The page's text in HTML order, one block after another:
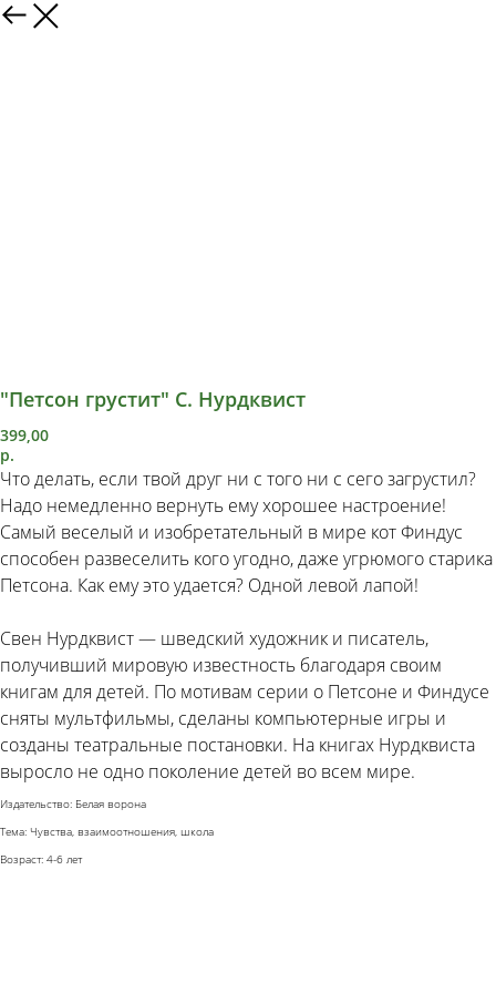
"Петсон грустит" С. Нурдквист
399,00
р.
Что делать, если твой друг ни с того ни с сего загрустил?
Надо немедленно вернуть ему хорошее настроение!
Самый веселый и изобретательный в мире кот Финдус
способен развеселить кого угодно, даже угрюмого старика
Петсона. Как ему это удается? Одной левой лапой!
Свен Нурдквист — шведский художник и писатель,
получивший мировую известность благодаря своим
книгам для детей. По мотивам серии о Петсоне и Финдусе
сняты мультфильмы, сделаны компьютерные игры и
созданы театральные постановки. На книгах Нурдквиста
выросло не одно поколение детей во всем мире.
Издательство: Белая ворона
Тема: Чувства, взаимоотношения, школа
Возраст: 4-6 лет